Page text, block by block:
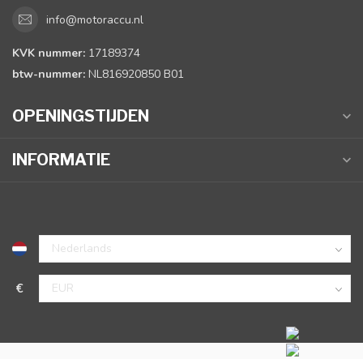
info@motoraccu.nl
KVK nummer: 17189374
btw-nummer: NL816920850 B01
OPENINGSTIJDEN
INFORMATIE
€